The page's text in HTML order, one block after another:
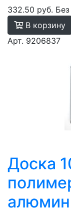
332.50 руб.
В корзину
Арт. 9206837
Доска